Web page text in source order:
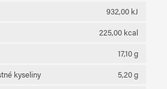
932,00 kJ
225,00 kcal
17,10 g
kyseliny
5,20 g